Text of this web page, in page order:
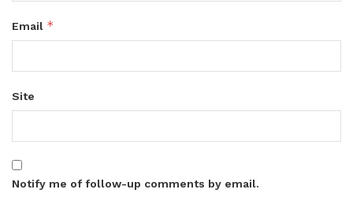
Email *
Site
Notify me of follow-up comments by email.